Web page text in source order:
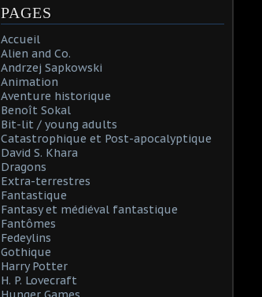
PAGES
Accueil
Alien and Co.
Andrzej Sapkowski
Animation
Aventure historique
Benoît Sokal
Bit-lit / young adults
Catastrophique et Post-apocalyptique
David S. Khara
Dragons
Extra-terrestres
Fantastique
Fantasy et médiéval fantastique
Fantômes
Fedeylins
Gothique
Harry Potter
H. P. Lovecraft